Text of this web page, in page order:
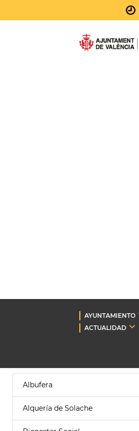
AYUNTAMIENTO
ACTUALIDAD
Albufera
Alquería de Solache